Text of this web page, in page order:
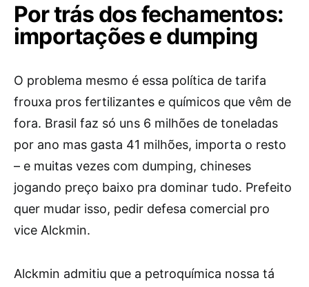
Por trás dos fechamentos:
importações e dumping
O problema mesmo é essa política de tarifa
frouxa pros fertilizantes e químicos que vêm de
fora. Brasil faz só uns 6 milhões de toneladas
por ano mas gasta 41 milhões, importa o resto
– e muitas vezes com dumping, chineses
jogando preço baixo pra dominar tudo. Prefeito
quer mudar isso, pedir defesa comercial pro
vice Alckmin.
Alckmin admitiu que a petroquímica nossa tá